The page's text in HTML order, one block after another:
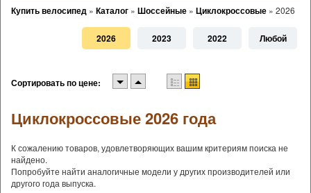
Купить велосипед » Каталог » Шоссейные » Циклокроссовые » 2026
2026 2023 2022 Любой
Сортировать по цене:
Циклокроссовые 2026 года
К сожалению товаров, удовлетворяющих вашим критериям поиска не
найдено.
Попробуйте найти аналогичные модели у других производителей или
другого года выпуска.